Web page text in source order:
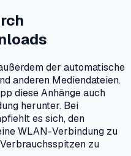
der automatische
anderen Mediendateien.
diese Anhänge auch
herunter. Bei
es sich, den
WLAN-Verbindung zu
zu